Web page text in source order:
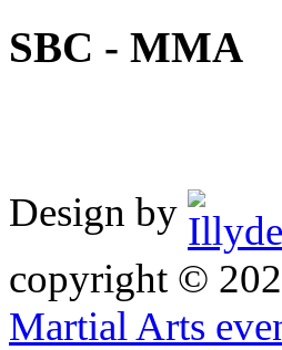
SBC - MMA
Design by
copyright ©
Martial Arts